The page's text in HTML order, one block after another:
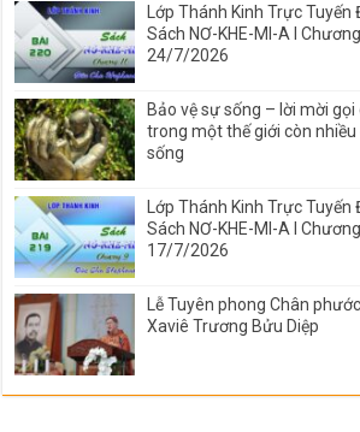
Lớp Thánh Kinh Trực Tuyến
Sách NƠ-KHE-MI-A I
24/7/2026
Bảo vệ sự sống – lời mời
trong một thế giới còn
sống
Lớp Thánh Kinh Trực Tuyến
Sách NƠ-KHE-MI-A I Chương
17/7/2026
Lễ Tuyên phong Chân
Xaviê Trương Bửu Diệp